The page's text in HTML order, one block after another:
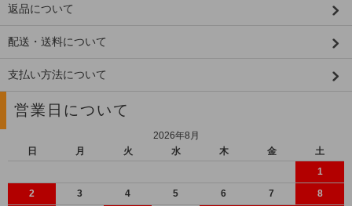
返品について
配送・送料について
支払い方法について
営業日について
2026年8月
日
月 火 水 木 金
土
1
2
3 4 5 6 7
8